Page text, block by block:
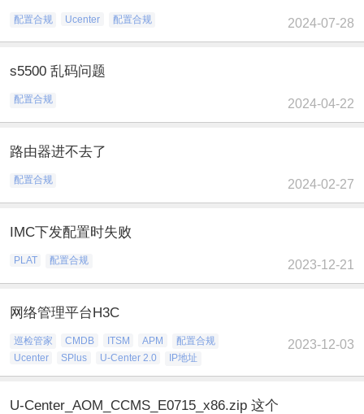
配置合规 Ucenter 配置合规 2024-07-28
s5500 乱码问题
配置合规 2024-04-22
路由器进不去了
配置合规 2024-02-27
IMC下发配置时失败
PLAT 配置合规 2023-12-21
网络管理平台H3C
巡检管家 CMDB ITSM APM
配置合规
Ucenter
SPlus U-Center 2.0 IP地址
2023-12-03
U-Center_AOM_CCMS_E0715_x86.zip 这个